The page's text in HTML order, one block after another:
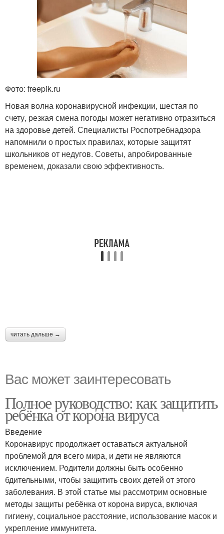
Фото: freepik.ru
Новая волна коронавирусной инфекции, шестая по
счету, резкая смена погоды может негативно отразиться
на здоровье детей. Специалисты Роспотребнадзора
напомнили о простых правилах, которые защитят
школьников от недугов. Советы, апробированные
временем, доказали свою эффективность.
читать дальше →
Вас может заинтересовать
Полное руководство: как защитить
ребёнка от корона вируса
Введение
Коронавирус продолжает оставаться актуальной
проблемой для всего мира, и дети не являются
исключением. Родители должны быть особенно
бдительными, чтобы защитить своих детей от этого
заболевания. В этой статье мы рассмотрим основные
методы защиты ребёнка от корона вируса, включая
гигиену, социальное расстояние, использование масок и
укрепление иммунитета.